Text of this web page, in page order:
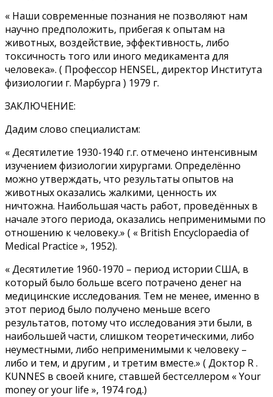
« Наши современные познания не позволяют нам
научно предположить, прибегая к опытам на
животных, воздействие, эффективность, либо
токсичность того или иного медикамента для
человека». ( Профессор HENSEL, директор Института
физиологии г. Марбурга ) 1979 г.
ЗАКЛЮЧЕНИЕ:
Дадим слово специалистам:
« Десятилетие 1930-1940 г.г. отмечено интенсивным
изучением физиологии хирургами. Определённо
можно утверждать, что результаты опытов на
животных оказались жалкими, ценность их
ничтожна. Наибольшая часть работ, проведённых в
начале этого периода, оказались неприменимыми по
отношению к человеку.» ( « British Encyclopaedia of
Medical Practice », 1952).
« Десятилетие 1960-1970 – период истории США, в
который было больше всего потрачено денег на
медицинские исследования. Тем не менее, именно в
этот период было получено меньше всего
результатов, потому что исследования эти были, в
наибольшей части, слишком теоретическими, либо
неуместными, либо неприменимыми к человеку –
либо и тем, и другим , и третим вместе.» ( Доктор R .
KUNNES в своей книге, ставшей бестселлером « Your
money or your life », 1974 год.)